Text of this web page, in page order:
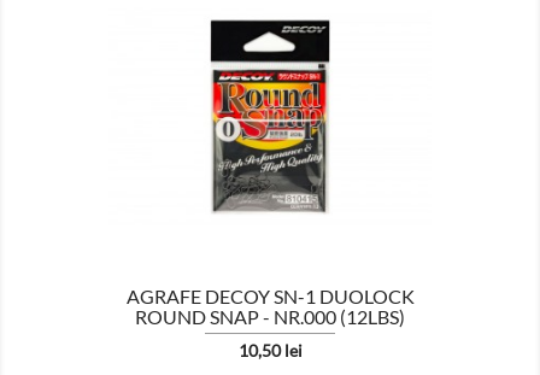
AGRAFE DECOY SN-1 DUOLOCK
ROUND SNAP - NR.000 (12LBS)
Pret
10,50 lei
